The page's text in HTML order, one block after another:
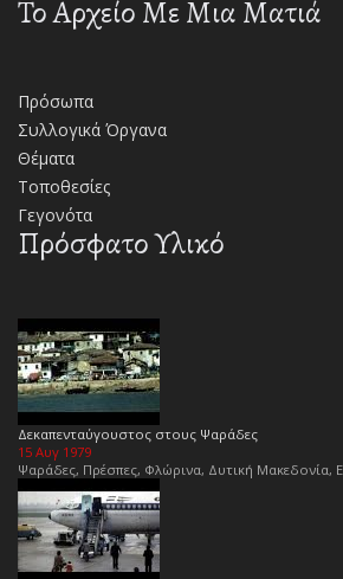
Το Αρχείο Με Μια Ματιά
Πρόσωπα
Συλλογικά Όργανα
Θέματα
Τοποθεσίες
Γεγονότα
Πρόσφατο Υλικό
Δεκαπενταύγουστος στους Ψαράδες
15 Αυγ 1979
Ψαράδες, Πρέσπες, Φλώρινα, Δυτική Μακεδονία,